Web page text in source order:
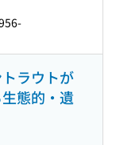
ラウトが
態的・遺